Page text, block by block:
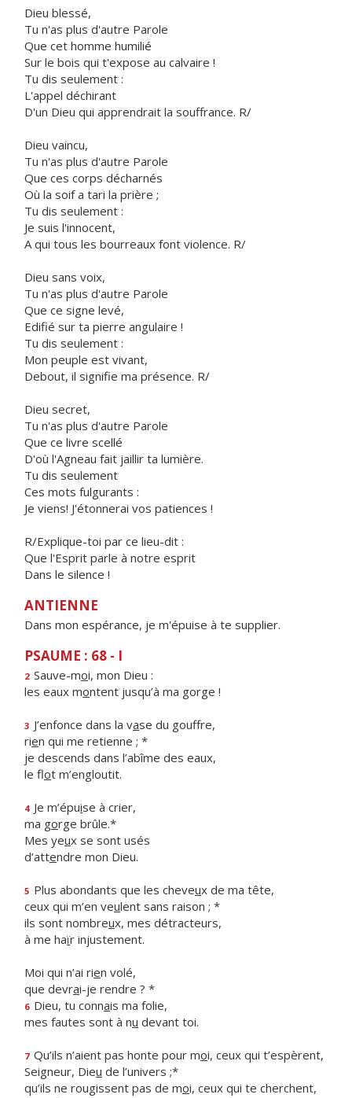
Dieu blessé,
Tu n'as plus d'autre Parole
Que cet homme humilié
Sur le bois qui t'expose au calvaire !
Tu dis seulement :
L'appel déchirant
D'un Dieu qui apprendrait la souffrance. R/
Dieu vaincu,
Tu n'as plus d'autre Parole
Que ces corps décharnés
Où la soif a tari la prière ;
Tu dis seulement :
Je suis l'innocent,
A qui tous les bourreaux font violence. R/
Dieu sans voix,
Tu n'as plus d'autre Parole
Que ce signe levé,
Edifié sur ta pierre angulaire !
Tu dis seulement :
Mon peuple est vivant,
Debout, il signifie ma présence. R/
Dieu secret,
Tu n'as plus d'autre Parole
Que ce livre scellé
D'où l'Agneau fait jaillir ta lumière.
Tu dis seulement
Ces mots fulgurants :
Je viens! J'étonnerai vos patiences !
R/Explique-toi par ce lieu-dit :
Que l'Esprit parle à notre esprit
Dans le silence !
ANTIENNE
Dans mon espérance, je m'épuise à te supplier.
PSAUME : 68 - I
2 Sauve-moi, mon Dieu :
les eaux montent jusqu’à ma gorge !
3 J’enfonce dans la vase du gouffre,
rien qui me retienne ; *
je descends dans l’abîme des eaux,
le flot m’engloutit.
4 Je m’épuise à crier,
ma gorge brûle.*
Mes yeux se sont usés
d’attendre mon Dieu.
5 Plus abondants que les cheveux de ma tête,
ceux qui m’en veulent sans raison ; *
ils sont nombreux, mes détracteurs,
à me haïr injustement.
Moi qui n’ai rien volé,
que devrai-je rendre ? *
6 Dieu, tu connais ma folie,
mes fautes sont à nu devant toi.
7 Qu’ils n’aient pas honte pour moi, ceux qui t’espèrent,
Seigneur, Dieu de l’univers ;*
qu’ils ne rougissent pas de moi, ceux qui te cherchent,